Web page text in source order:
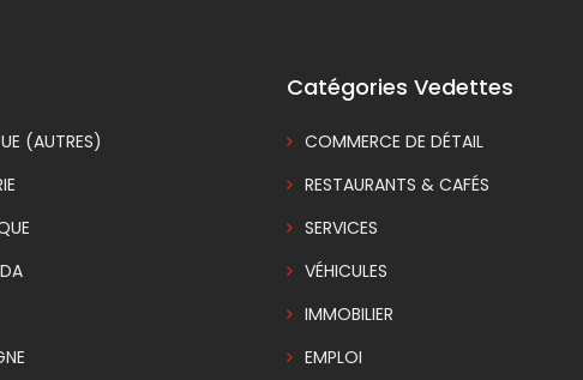
(AUTRES)
Catégories Vedettes
COMMERCE DE DÉTAIL
RESTAURANTS & CAFÉS
SERVICES
VÉHICULES
IMMOBILIER
EMPLOI